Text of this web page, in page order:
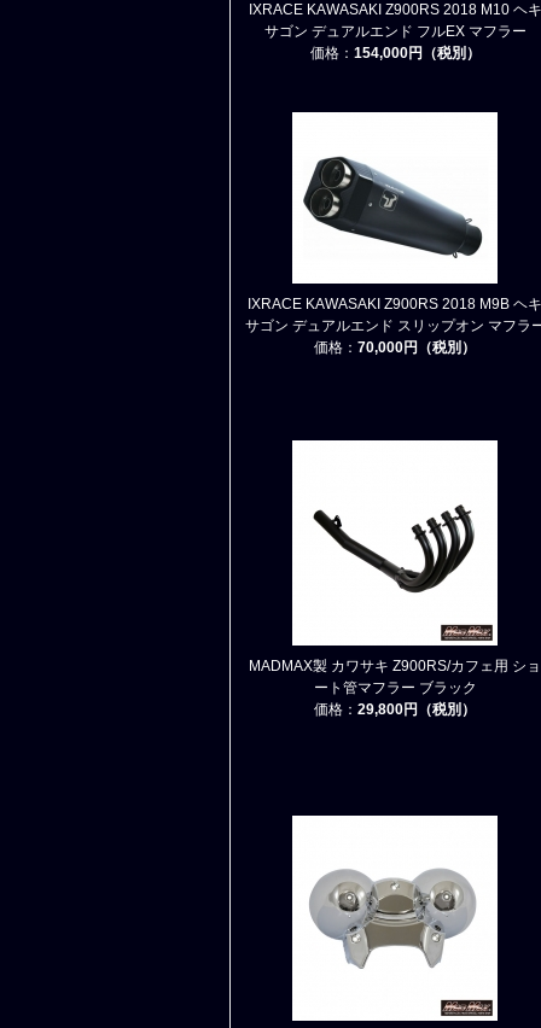
IXRACE KAWASAKI Z900RS 2018 M10 ヘキ
サゴン デュアルエンド フルEX マフラー
価格： 154,000円（税別）
IXRACE KAWASAKI Z900RS 2018 M9B ヘキ
サゴン デュアルエンド スリップオン マフラ
価格： 70,000円（税別）
MADMAX製 カワサキ Z900RS/カフェ用 ショ
ート管マフラー ブラック
価格： 29,800円（税別）